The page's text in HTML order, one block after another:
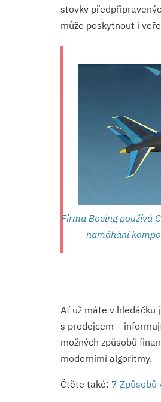
stovky
může poskytnout i
Firma Boeing používá
namáhání
Ať už máte v
s prodejcem –
možných způsobů
moderními algoritmy.
Čtěte také: 7 Způsobů